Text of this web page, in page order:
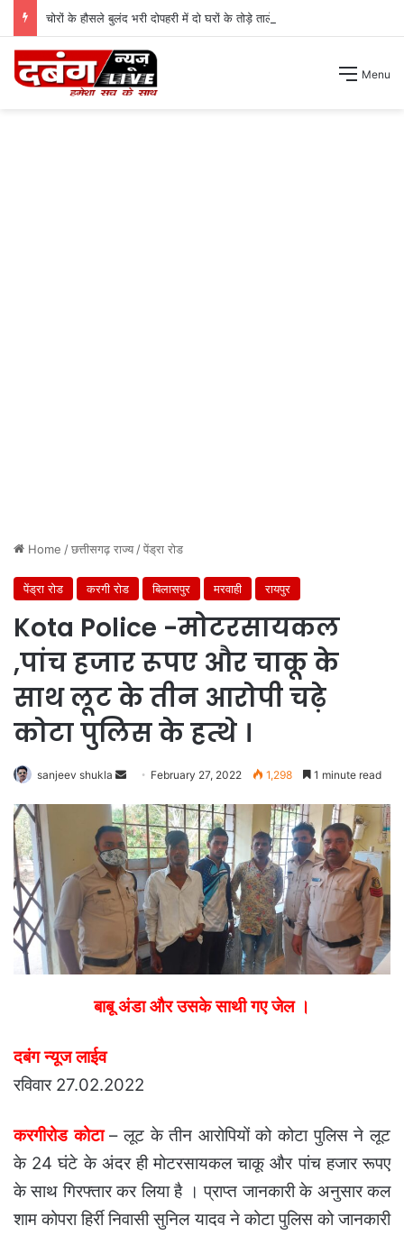
Menu
Home /छत्तीसगढ़ राज्य/पेंड्रा रोड
पेंड्रा रोड करगी रोड बिलासपुर मरवाही रायपुर
Kota Police -मोटरसायकल
,पांच हजार रूपए और चाकू के
साथ लूट के तीन आरोपी चढ़े
कोटा पुलिस के हत्थे ।
sanjeev shukla
Send
email
February 27, 2022 1,298 1 minute read
बाबू अंडा और उसके साथी गए जेल ।
दबंग न्यूज लाईव
रविवार 27.02.2022
करगीरोड कोटा – लूट के तीन आरोपियों को कोटा पुलिस ने लूट
के 24 घंटे के अंदर ही मोटरसायकल चाकू और पांच हजार रूपए
के साथ गिरफ्तार कर लिया है । प्राप्त जानकारी के अनुसार कल
शाम कोपरा हिर्री निवासी सुनिल यादव ने कोटा पुलिस को जानकारी